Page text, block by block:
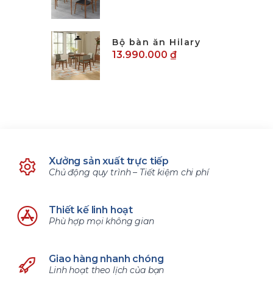
Bộ bàn ăn Hilary
13.990.000 ₫
Xưởng sản xuất trực tiếp
Chủ động quy trình – Tiết kiệm chi phí
Thiết kế linh hoạt
Phù hợp mọi không gian
Giao hàng nhanh chóng
Linh hoạt theo lịch của bạn